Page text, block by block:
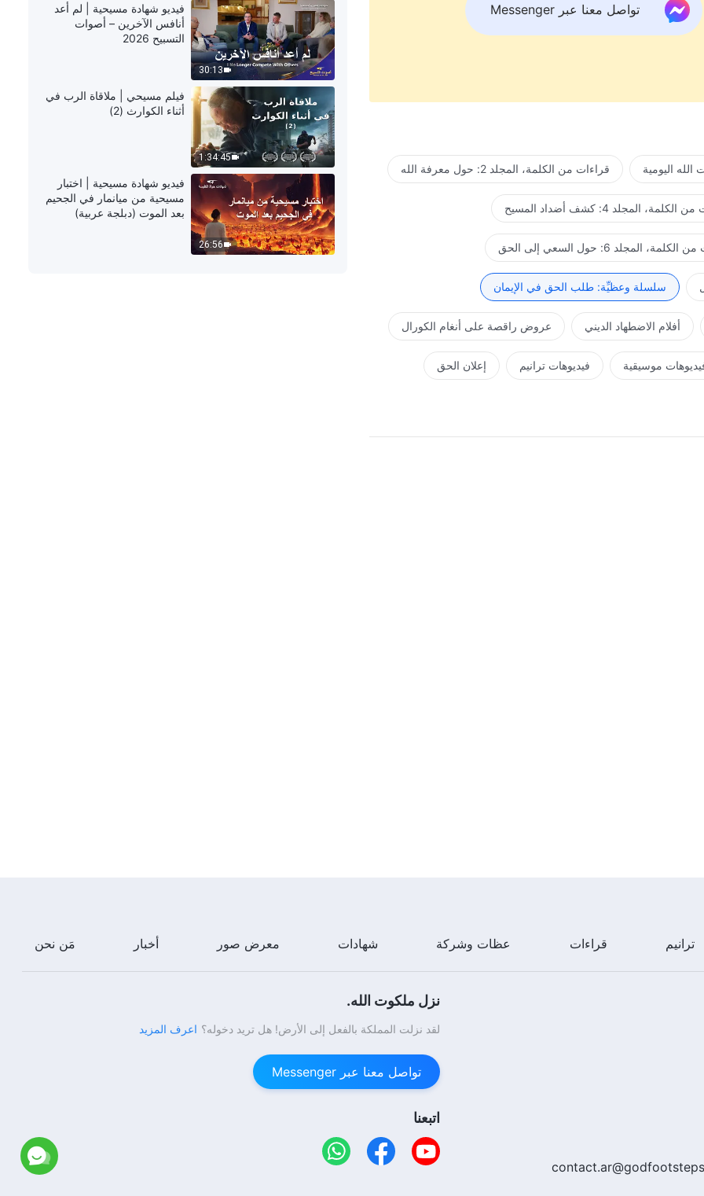
تواصل معنا عبر Messenger
اليومية قراءات من الكلمة، المجلد 2: حول معرفة الله
المجلد 4: كشف أضداد المسيح
المجلد 6: حول السعي إلى الحق
سلسلة وعظيِّة: طلب الحق في الإيمان
أفلام الاضطهاد الديني عروض راقصة على أنغام الكورال
موسيقية فيديوهات ترانيم إعلان الحق
30:13
فيديو شهادة مسيحية | لم أعد
أنافس الآخرين – أصوات
التسبيح 2026
1:34:45
فيلم مسيحي | ملاقاة الرب في
أثناء الكوارث (2)
26:56
فيديو شهادة مسيحية | اختبار
مسيحية من ميانمار في الجحيم
بعد الموت (دبلجة عربية)
ترانيم قراءات عظات وشركة شهادات معرض صور أخبار مَن نحن
نزل ملكوت الله.
لقد نزلت المملكة بالفعل إلى الأرض! هل تريد دخوله؟ اعرف المزيد
تواصل معنا عبر Messenger
اتبعنا